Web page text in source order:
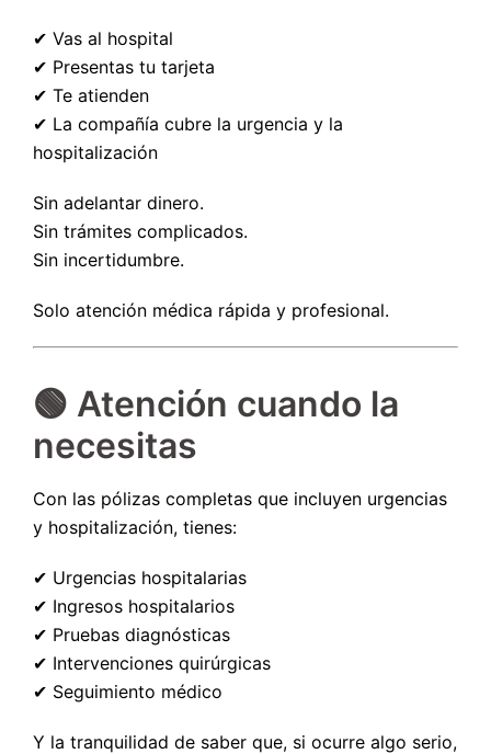
✔ Vas al hospital
✔ Presentas tu tarjeta
✔ Te atienden
✔ La compañía cubre la urgencia y la
hospitalización
Sin adelantar dinero.
Sin trámites complicados.
Sin incertidumbre.
Solo atención médica rápida y profesional.
🟢 Atención cuando la
necesitas
Con las pólizas completas que incluyen urgencias
y hospitalización, tienes:
✔ Urgencias hospitalarias
✔ Ingresos hospitalarios
✔ Pruebas diagnósticas
✔ Intervenciones quirúrgicas
✔ Seguimiento médico
Y la tranquilidad de saber que, si ocurre algo serio,